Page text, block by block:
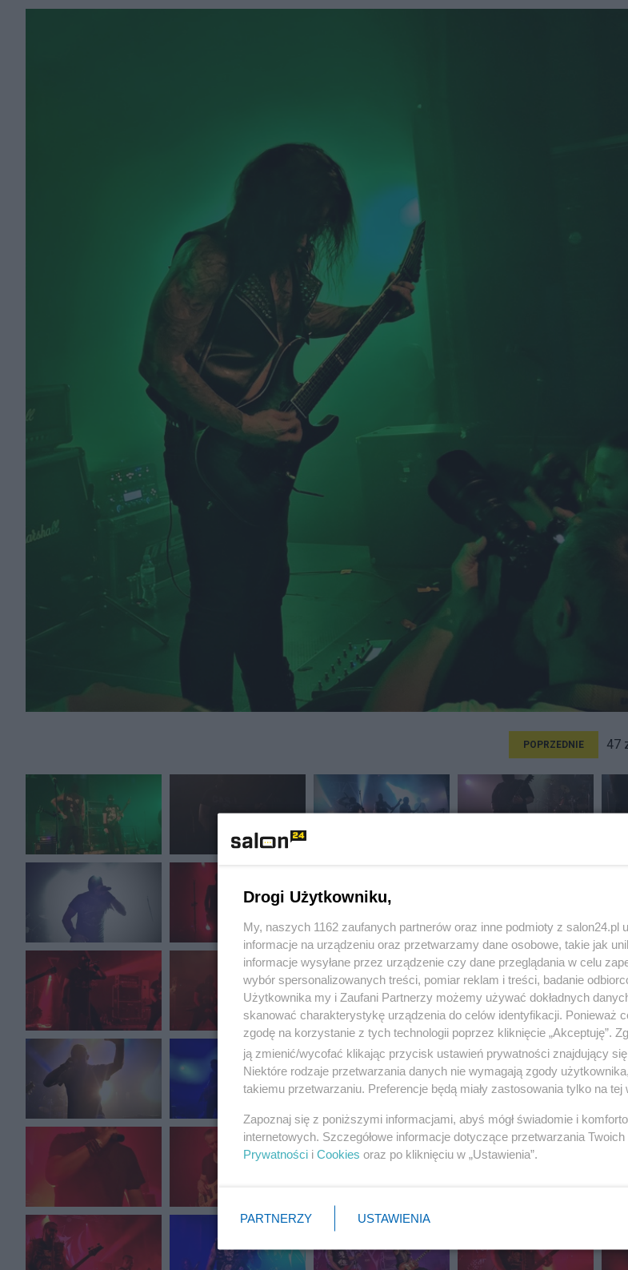
POPRZEDNIE 47
Drogi Użytkowniku,
My, naszych 1162 zaufanych partnerów oraz inne podmioty z
informacje na urządzeniu oraz przetwarzamy dane osobowe, takie jak
informacje wysyłane przez urządzenie czy dane przeglądania w celu
wybór spersonalizowanych treści, pomiar reklam i treści, badanie
Użytkownika my i Zaufani Partnerzy możemy używać dokładnych
skanować charakterystykę urządzenia do celów identyfikacji. Ponieważ
zgodę na korzystanie z tych technologii poprzez kliknięcie „Akceptuję”.
ją zmienić/wycofać klikając przycisk ustawień prywatności znajdujący
Niektóre rodzaje przetwarzania danych nie wymagają zgody
takiemu przetwarzaniu. Preferencje będą miały zastosowania tylko na tej
Zapoznaj się z poniższymi informacjami, abyś mógł świadomie i
internetowych. Szczegółowe informacje dotyczące przetwarzania
Prywatności i Cookies oraz po kliknięciu w „Ustawienia”.
PARTNERZY USTAWIENIA